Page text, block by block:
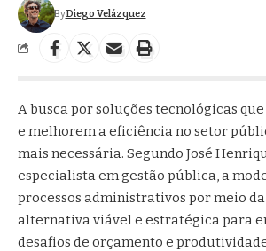
ByDiego Velázquez
A busca por soluções tecnológicas
e melhorem a eficiência no setor
mais necessária. Segundo José
especialista em gestão pública, a
processos administrativos por meio
alternativa viável e estratégica para
desafios de orçamento e